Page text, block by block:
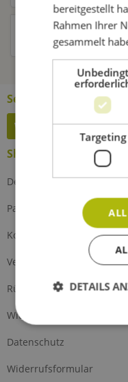
Kunden haben sich
Service Hotline
Widerruf erklären
Shop Service
Defektes Produkt
Partnerprogramm
Kontakt
Versand und Zahlung
Rückgabe
Widerrufsrecht
Datenschutz
Widerrufsformular
bereitgestellt
Rahmen Ihrer
gesammelt
Targeting
DETAILS